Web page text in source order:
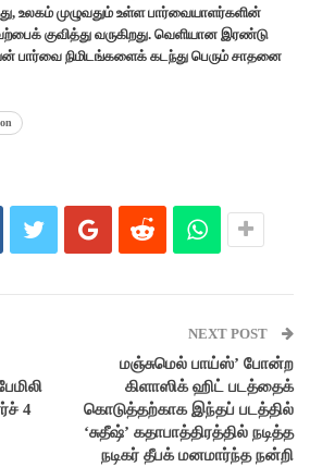
உலகம் முழுவதும் உள்ள பார்வையாளர்களின்
குவித்து வருகிறது. வெளியான இரண்டு
பார்வை நிமிடங்களைக் கடந்து பெரும் சாதனை
4
NEXT POST
மஞ்சுமெல் பாய்ஸ்’ போன்ற
கிளாஸிக் ஹிட் படத்தைக்
கொடுத்தற்காக இந்தப் படத்தில்
‘சுதீஷ்’ கதாபாத்திரத்தில் நடித்த
நடிகர் தீபக் மனமார்ந்த நன்றி